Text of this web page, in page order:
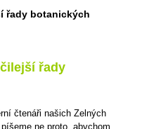
řady botanických
řady
čtenáři našich Zelných
ne proto, abychom